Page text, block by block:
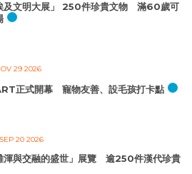
及文明大展」 250件珍貴文物 滿60歲可
29 2026
正式開幕 寵物友善、設毛孩打卡點
20 2026
渾與交融的盛世」展覽 逾250件漢代珍貴